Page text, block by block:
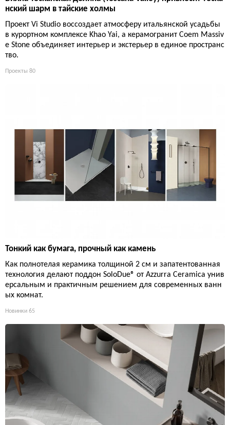
нский шарм в тайские холмы
Проект Vi Studio воссоздает атмосферу итальянской усадьбы
в курортном комплексе Khao Yai, а керамогранит Coem Massiv
e Stone объединяет интерьер и экстерьер в единое пространс
тво.
Проекты 80
Тонкий как бумага, прочный как камень
Как полнотелая керамика толщиной 2 см и запатентованная
технология делают поддон SoloDue® от Azzurra Ceramica унив
ерсальным и практичным решением для современных ванн
ых комнат.
Новинки 65